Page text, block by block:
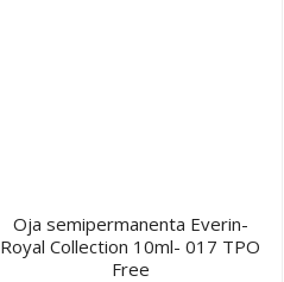
Oja semipermanenta Everin-
Royal Collection 10ml- 017 TPO
Free